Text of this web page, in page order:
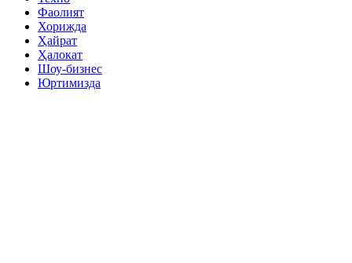
Фаолият
Хорижда
Ҳайрат
Ҳалокат
Шоу-бизнес
Юртимизда